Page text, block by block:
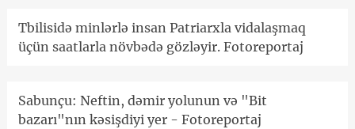
Tbilisidə minlərlə insan Patriarxla vidalaşmaq
üçün saatlarla növbədə gözləyir. Fotoreportaj
Sabunçu: Neftin, dəmir yolunun və "Bit
bazarı"nın kəsişdiyi yer - Fotoreportaj